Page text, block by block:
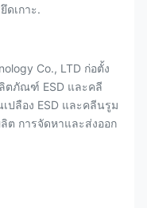
ดเกาะ.
Co., LTD ก่อตั้ง
ตภัณฑ์ ESD และคลี
ลือง ESD และคลีนรูม
ต การจัดหาและส่งออก